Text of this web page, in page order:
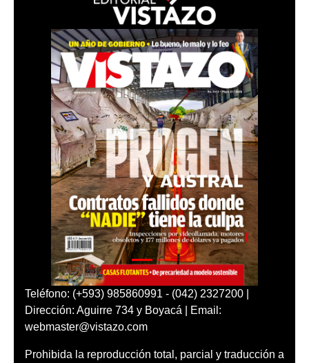
Teléfono: (+593) 985860991 - (042) 2327200 |
Dirección: Aguirre 734 y Boyacá | Email:
webmaster@vistazo.com
Prohibida la reproducción total, parcial y traducción a